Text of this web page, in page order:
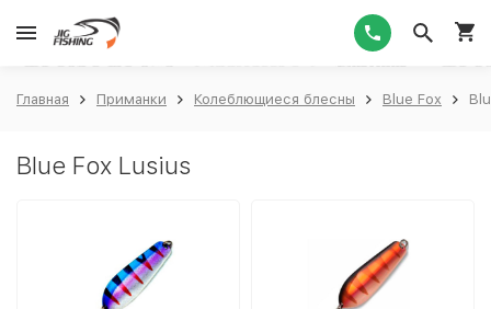
Главная Приманки Колеблющиеся блесны Blue Fox
Blue Fox Lusius